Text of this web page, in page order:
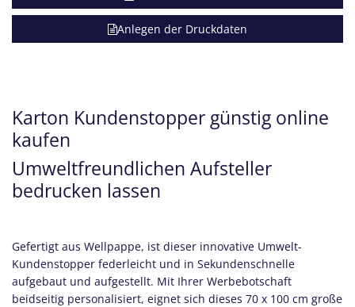
Anlegen der Druckdaten
Karton Kundenstopper günstig online
kaufen
Umweltfreundlichen Aufsteller
bedrucken lassen
Gefertigt aus Wellpappe, ist dieser innovative Umwelt-
Kundenstopper federleicht und in Sekundenschnelle
aufgebaut und aufgestellt. Mit Ihrer Werbebotschaft
beidseitig personalisiert, eignet sich dieses 70 x 100 cm große